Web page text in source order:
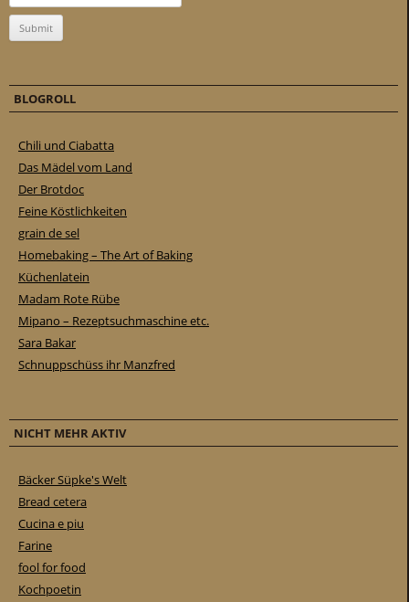
BLOGROLL
Chili und Ciabatta
Das Mädel vom Land
Der Brotdoc
Feine Köstlichkeiten
grain de sel
Homebaking – The Art of Baking
Küchenlatein
Madam Rote Rübe
Mipano – Rezeptsuchmaschine etc.
Sara Bakar
Schnuppschüss ihr Manzfred
NICHT MEHR AKTIV
Bäcker Süpke's Welt
Bread cetera
Cucina e piu
Farine
fool for food
Kochpoetin